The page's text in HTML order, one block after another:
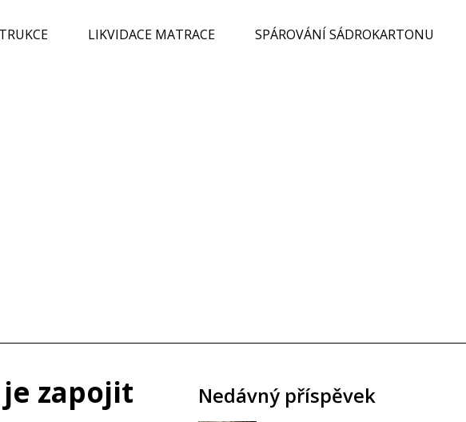
LIKVIDACE MATRACE SPÁROVÁNÍ SÁDROKARTONU
zapojit
Nedávný příspěvek